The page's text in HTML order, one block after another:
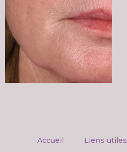
Accueil Liens utiles